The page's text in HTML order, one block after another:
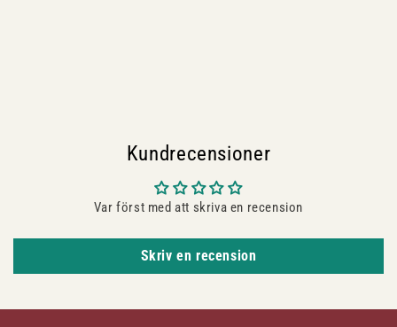
Kundrecensioner
Var först med att skriva en recension
Skriv en recension